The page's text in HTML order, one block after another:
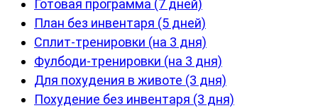
Готовая программа (7 дней)
План без инвентаря (5 дней)
Сплит-тренировки (на 3 дня)
Фулбоди-тренировки (на 3 дня)
Для похудения в животе (3 дня)
Похудение без инвентаря (3 дня)